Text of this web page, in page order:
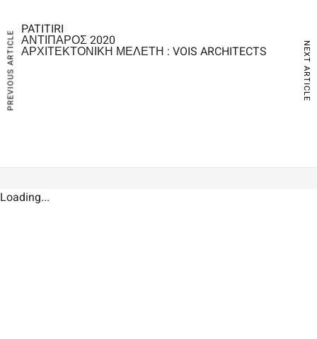
PATITIRI
ΑΝΤΙΠΑΡΟΣ 2020
ΑΡΧΙΤΕΚΤΟΝΙΚΗ ΜΕΛΕΤΗ : VOIS ARCHITECTS
PREVIOUS ARTICLE NEXT ARTICLE
Loading...